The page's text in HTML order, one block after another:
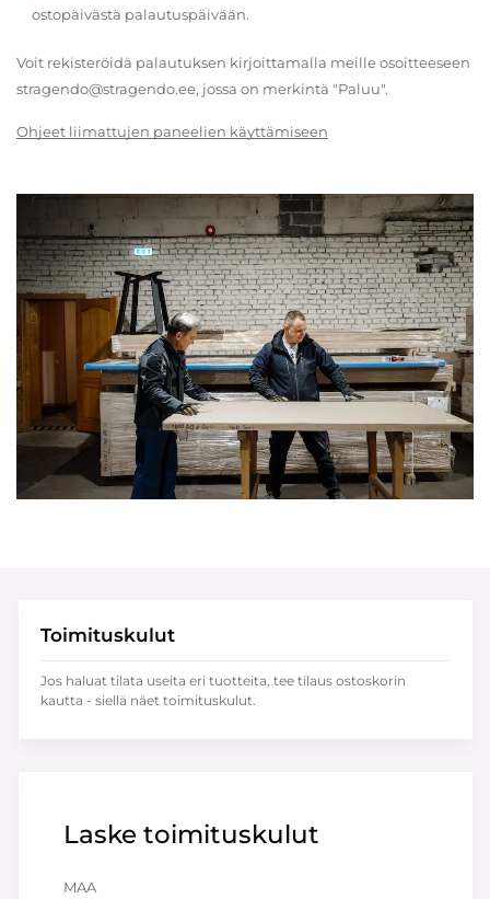
ostopäivästä palautuspäivään.
Voit rekisteröidä palautuksen kirjoittamalla meille osoitteeseen
stragendo@stragendo.ee, jossa on merkintä "Paluu".
Ohjeet liimattujen paneelien käyttämiseen
Laske toimituskulut
MAA
Toimituskulut
Jos haluat tilata useita eri tuotteita, tee tilaus ostoskorin
kautta - siellä näet toimituskulut.